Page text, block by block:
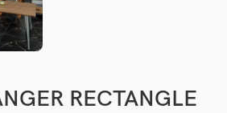
RECTANGLE